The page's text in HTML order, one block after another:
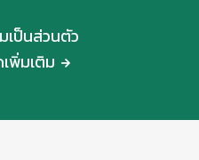
เป็นส่วนตัว
พิ่มเติม